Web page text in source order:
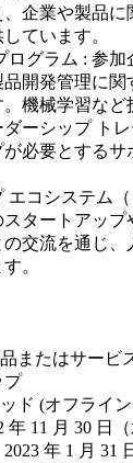
企業や製品
ています。
ログラム : 参
開発管理に
機械学習な
ーシップ トレ
必要とする
エコシステム
タートアップ
の交流を通じ
。
またはサービ
プ
ド (オフライ
11 月 30 日（
年 1 月 31